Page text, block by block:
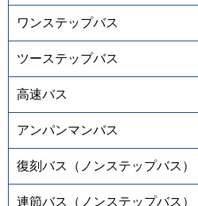
ワンステップバス
ツーステップバス
高速バス
アンパンマンバス
復刻バス（ノンステップバス）
連節バス（ノンステップバス）